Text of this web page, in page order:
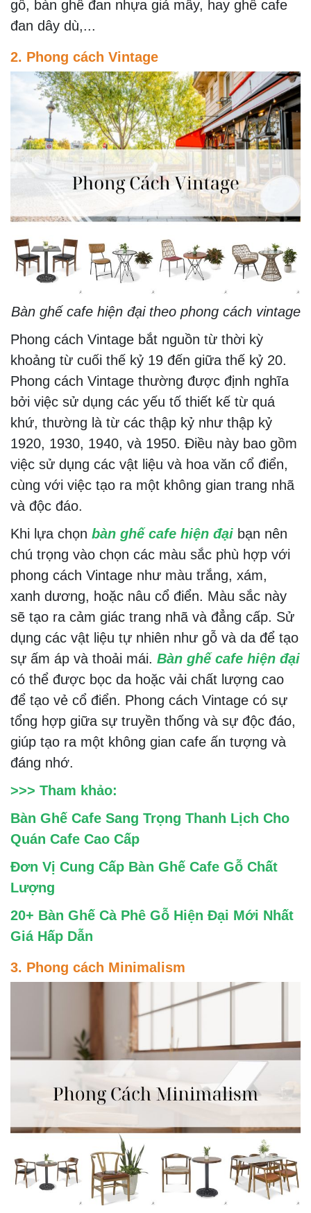
gỗ, bàn ghế đan nhựa giả mây, hay ghế cafe
đan dây dù,...
2. Phong cách Vintage
Bàn ghế cafe hiện đại theo phong cách vintage
Phong cách Vintage bắt nguồn từ thời kỳ
khoảng từ cuối thế kỷ 19 đến giữa thế kỷ 20.
Phong cách Vintage thường được định nghĩa
bởi việc sử dụng các yếu tố thiết kế từ quá
khứ, thường là từ các thập kỷ như thập kỷ
1920, 1930, 1940, và 1950. Điều này bao gồm
việc sử dụng các vật liệu và hoa văn cổ điển,
cùng với việc tạo ra một không gian trang nhã
và độc đáo.
Khi lựa chọn bàn ghế cafe hiện đại bạn nên
chú trọng vào chọn các màu sắc phù hợp với
phong cách Vintage như màu trắng, xám,
xanh dương, hoặc nâu cổ điển. Màu sắc này
sẽ tạo ra cảm giác trang nhã và đẳng cấp. Sử
dụng các vật liệu tự nhiên như gỗ và da để tạo
sự ấm áp và thoải mái. Bàn ghế cafe hiện đại
có thể được bọc da hoặc vải chất lượng cao
để tạo vẻ cổ điển. Phong cách Vintage có sự
tổng hợp giữa sự truyền thống và sự độc đáo,
giúp tạo ra một không gian cafe ấn tượng và
đáng nhớ.
>>> Tham khảo:
Bàn Ghế Cafe Sang Trọng Thanh Lịch Cho
Quán Cafe Cao Cấp
Đơn Vị Cung Cấp Bàn Ghế Cafe Gỗ Chất
Lượng
20+ Bàn Ghế Cà Phê Gỗ Hiện Đại Mới Nhất
Giá Hấp Dẫn
3. Phong cách Minimalism